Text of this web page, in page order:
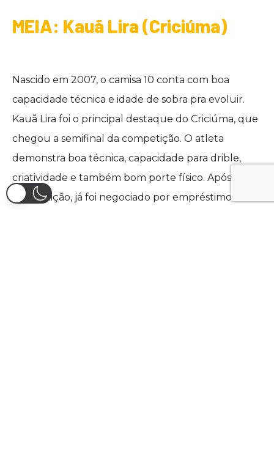
MEIA: Kauã Lira (Criciúma)
Nascido em 2007, o camisa 10 conta com boa
capacidade técnica e idade de sobra pra evoluir.
Kauã Lira foi o principal destaque do Criciúma, que
chegou a semifinal da competição. O atleta
demonstra boa técnica, capacidade para drible,
criatividade e também bom porte físico. Após a
competição, já foi negociado por empréstimo com